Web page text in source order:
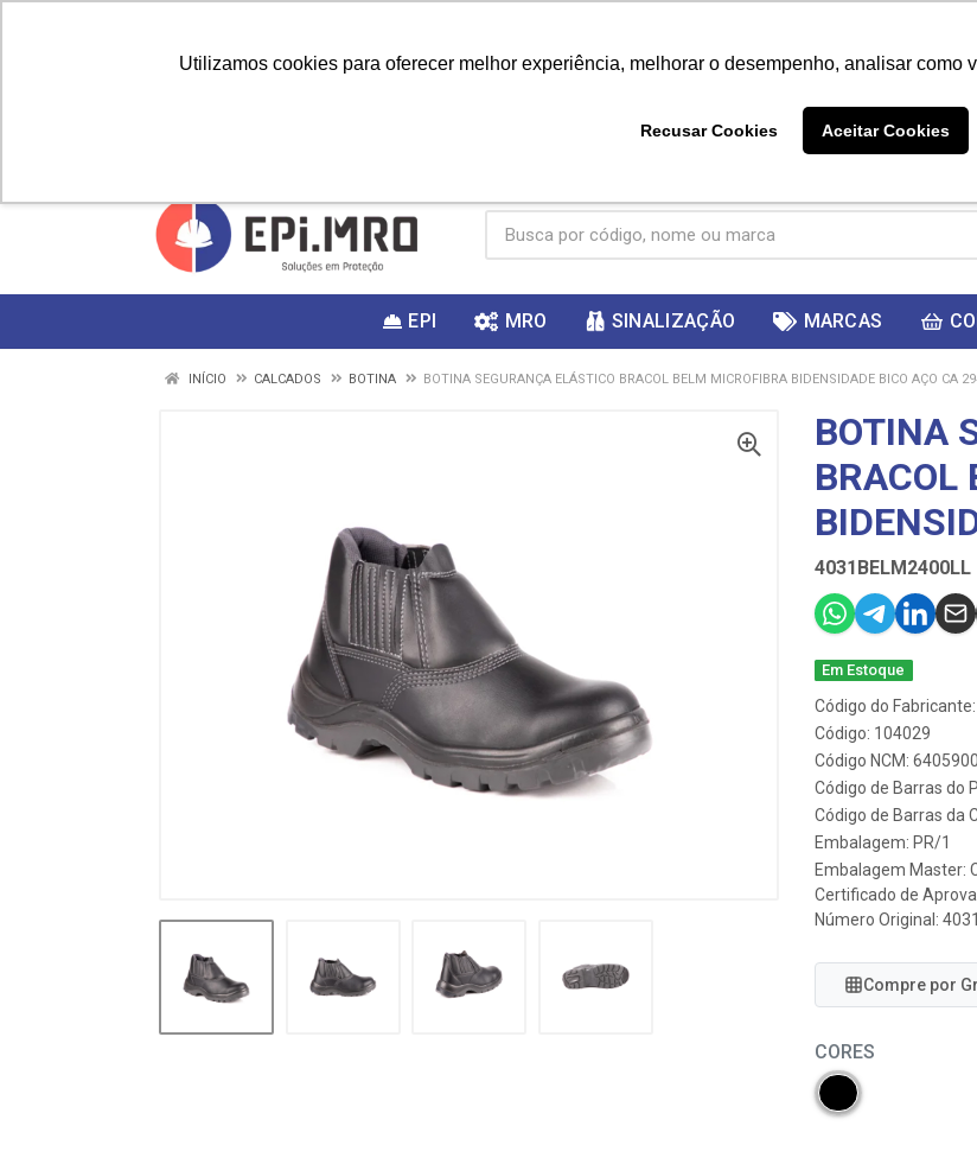
Utilizamos cookies para oferecer melhor experiência, melhorar o desempenho, analisar como
Recusar Cookies Aceitar Cookies
ganhar
EPI MRO SINALIZAÇÃO MARCAS
INÍCIO CALCADOS BOTINA BOTINA SEGURANÇA ELÁSTICO BRACOL BELM MICROFIBRA BIDENSIDADE BICO AÇO CA
BOTINA
BRACOL
4031BELM2400LL
Em Estoque
Código do
Código: 104029
Código NCM:
Código de Barras do
Código de Barras da
Embalagem: PR/1
Embalagem Master:
Certificado de
Número Original:
Compre por
CORES